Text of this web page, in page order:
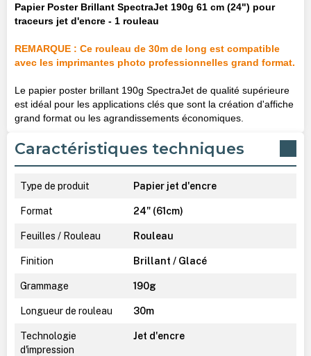
Papier Poster Brillant SpectraJet 190g 61 cm (24") pour
traceurs jet d'encre - 1 rouleau
REMARQUE : Ce rouleau de 30m de long est compatible
avec les imprimantes photo professionnelles grand format.
Le papier poster brillant 190g SpectraJet de qualité supérieure
est idéal pour les applications clés que sont la création d'affiche
grand format ou les agrandissements économiques.
Caractéristiques techniques
Type de produit Papier jet d'encre
Format 24" (61cm)
Feuilles / Rouleau Rouleau
Finition Brillant / Glacé
Grammage 190g
Longueur de rouleau 30m
Technologie
d'impression
Jet d'encre